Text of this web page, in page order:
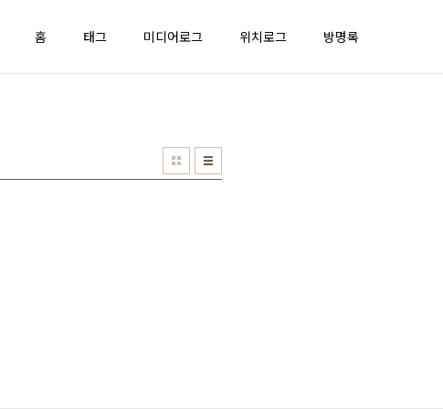
홈 태그 미디어로그 위치로그 방명록